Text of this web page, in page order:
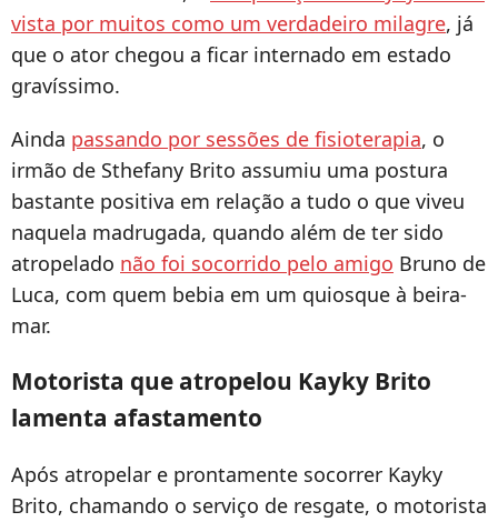
vista por muitos como um verdadeiro milagre, já
que o ator chegou a ficar internado em estado
gravíssimo.
Ainda passando por sessões de fisioterapia, o
irmão de Sthefany Brito assumiu uma postura
bastante positiva em relação a tudo o que viveu
naquela madrugada, quando além de ter sido
atropelado não foi socorrido pelo amigo Bruno de
Luca, com quem bebia em um quiosque à beira-
mar.
Motorista que atropelou Kayky Brito
lamenta afastamento
Após atropelar e prontamente socorrer Kayky
Brito, chamando o serviço de resgate, o motorista